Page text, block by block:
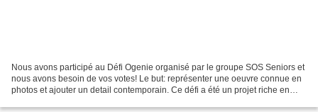
Nous avons participé au Défi Ogenie organisé par le groupe SOS Seniors et
nous avons besoin de vos votes! Le but: représenter une oeuvre connue en
photos et ajouter un detail contemporain. Ce défi a été un projet riche en